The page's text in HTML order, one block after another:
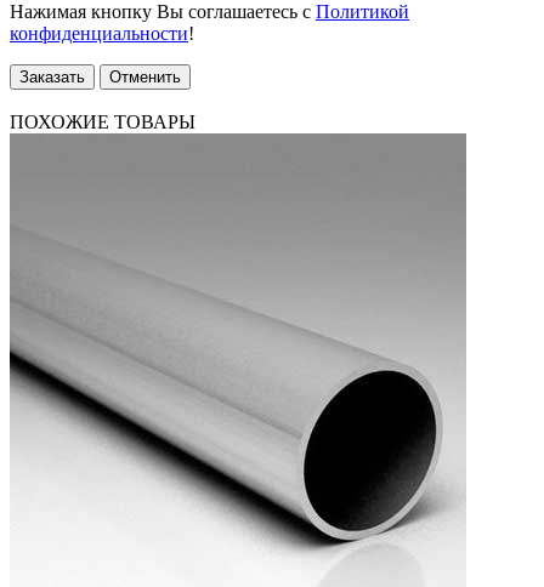
Нажимая кнопку Вы соглашаетесь с Политикой
конфиденциальности!
Заказать Отменить
ПОХОЖИЕ ТОВАРЫ